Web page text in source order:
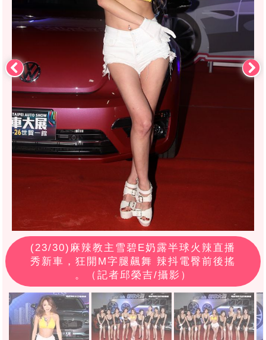
(23/30)麻辣教主雪碧E奶露半球火辣直播
秀新車，狂開M字腿飆舞 辣抖電臀前後搖
。（記者邱榮吉/攝影）